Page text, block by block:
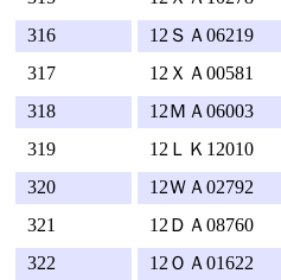
316
12ＳＡ06219
317
12ＸＡ00581
318
12ＭＡ06003
319
12ＬＫ12010
320
12ＷＡ02792
321
12ＤＡ08760
322
12ＯＡ01622